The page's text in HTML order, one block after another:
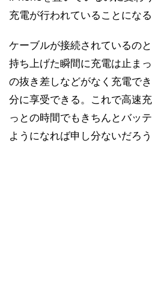
充電が行われていることになる
ケーブルが接続されているの
持ち上げた瞬間に充電は止ま
の抜き差しなどがなく充電で
分に享受できる。これで高速
っとの時間でもきちんとバッ
ようになれば申し分ないだろう